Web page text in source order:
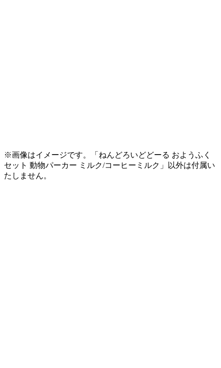
※画像はイメージです。「ねんどろいどどーる おようふく
セット 動物パーカー ミルク/コーヒーミルク」以外は付属い
たしません。